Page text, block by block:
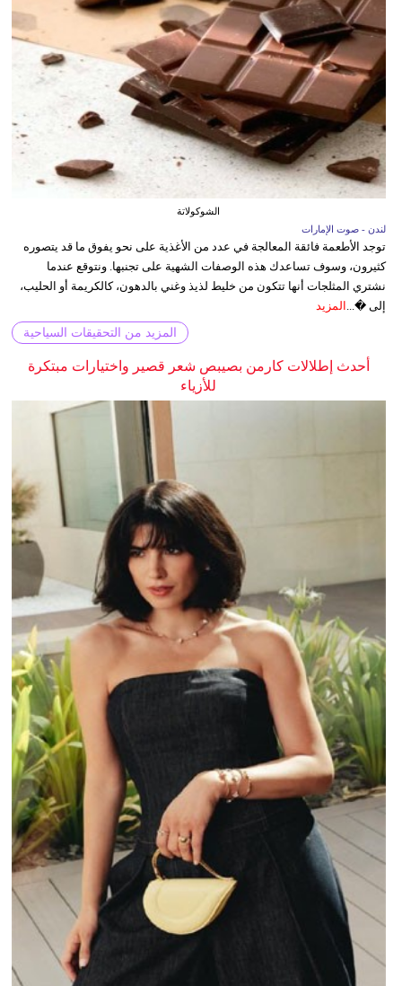
الشوكولاتة
لندن - صوت الإمارات
توجد الأطعمة فائقة المعالجة في عدد من الأغذية على نحو يفوق ما قد يتصوره
كثيرون، وسوف تساعدك هذه الوصفات الشهية على تجنبها. ونتوقع عندما
نشتري المثلجات أنها تتكون من خليط لذيذ وغني بالدهون، كالكريمة أو الحليب،
إلى �... المزيد
المزيد من التحقيقات السياحية
أحدث إطلالات كارمن بصيبص شعر قصير واختيارات مبتكرة
للأزياء